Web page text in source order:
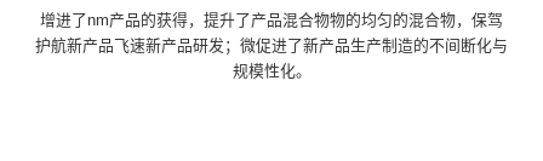
增进了nm产品的获得，提升了产品混合物物的均匀的混合物，保驾
护航新产品飞速新产品研发；微促进了新产品生产制造的不间断化与
规模性化。